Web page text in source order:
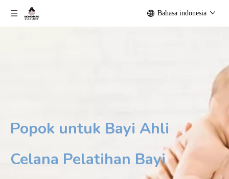
Bahasa indonesia
Popok untuk Bayi Ahli
Celana Pelatihan Bayi